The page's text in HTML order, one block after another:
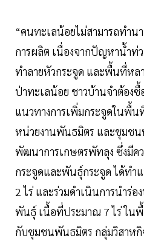
“คนทะเลน้อยไม่สามารถทำน
การผลิต เนื่องจากปัญหาน้ำ
ทำลายหัวกระจูด และพื้นที่หล
ป่าทะเลน้อย ชาวบ้านจำต้อง
แนวทางการเพิ่มกระจูดในพื้น
หน่วยงานพันธมิตร และชุมช
พัฒนาการเกษตรพัทลุง ซึ่งมีค
กระจูดและพันธุ์กระจูด ได้ทำ
2 ไร่ และร่วมดำเนินการนำร่
พันธุ์ เนื้อที่ประมาณ 7 ไร่ ใน
กับชุมชนพันธมิตร กลุ่มวิสาหกิ